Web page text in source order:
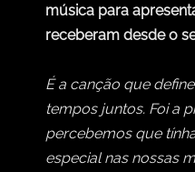
música para
receberam desde o
É a canção que
tempos juntos. Foi a
percebemos que
especial nas nossas